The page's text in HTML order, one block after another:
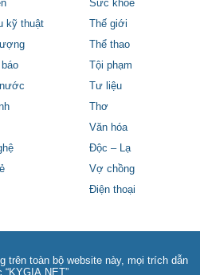
Sức khỏe
kỹ thuật
Thế giới
Thể thao
Tội phạm
Tư liệu
Thơ
Văn hóa
Độc – Lạ
Vợ chồng
Điện thoại
trên toàn bộ website này, mọi trích dẫn
“KYGIA.NET”